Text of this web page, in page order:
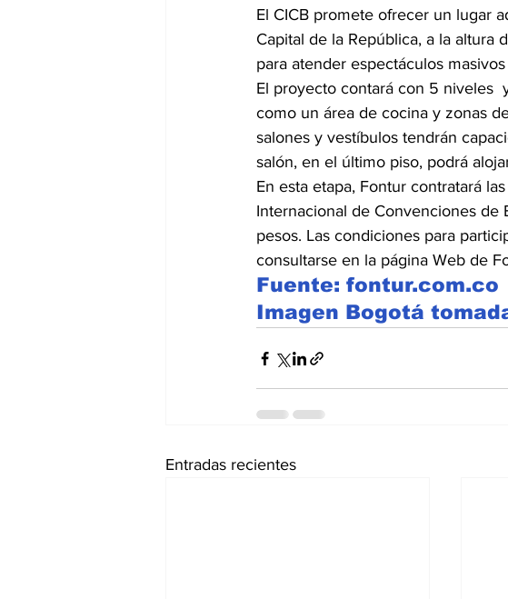
El CICB promete ofrecer un lugar
Capital de la República, a la altura
para atender espectáculos
El proyecto contará con 5 niveles
como un área de cocina y zonas
salones y vestíbulos tendrán
salón, en el último piso, podrá
En esta etapa, Fontur contratará
Internacional de Convenciones
pesos. Las condiciones para
consultarse en la página Web de
Fuente: fontur.com.co
Imagen Bogotá
Entradas recientes